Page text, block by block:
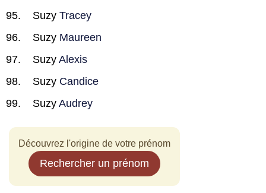
Suzy Tracey
Suzy Maureen
Suzy Alexis
Suzy Candice
Suzy Audrey
Découvrez l'origine de votre prénom
Rechercher un prénom